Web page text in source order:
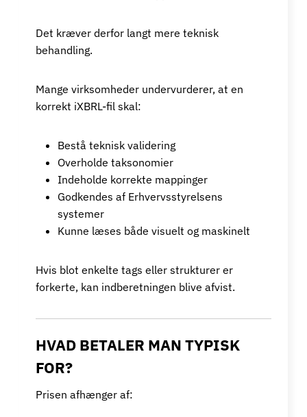
Det kræver derfor langt mere teknisk
behandling.
Mange virksomheder undervurderer, at en
korrekt iXBRL-fil skal:
Bestå teknisk validering
Overholde taksonomier
Indeholde korrekte mappinger
Godkendes af Erhvervsstyrelsens
systemer
Kunne læses både visuelt og maskinelt
Hvis blot enkelte tags eller strukturer er
forkerte, kan indberetningen blive afvist.
HVAD BETALER MAN TYPISK
FOR?
Prisen afhænger af: